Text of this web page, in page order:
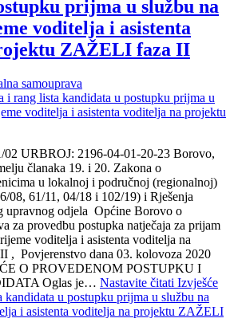
prijma u službu na
voditelja i asistenta
ZAŽELI faza II
samouprava
URBROJ: 2196-04-01-20-23 Borovo,
članaka 19. i 20. Zakona o
u lokalnoj i područnoj (regionalnoj)
08, 61/11, 04/18 i 102/19) i Rješenja
upravnog odjela Općine Borovo o
za provedbu postupka natječaja za prijam
voditelja i asistenta voditelja na
, Povjerenstvo dana 03. kolovoza 2020
O PROVEDENOM POSTUPKU I
Oglas je… Nastavite čitati Izvješće
kandidata u postupku prijma u službu na
i asistenta voditelja na projektu ZAŽELI